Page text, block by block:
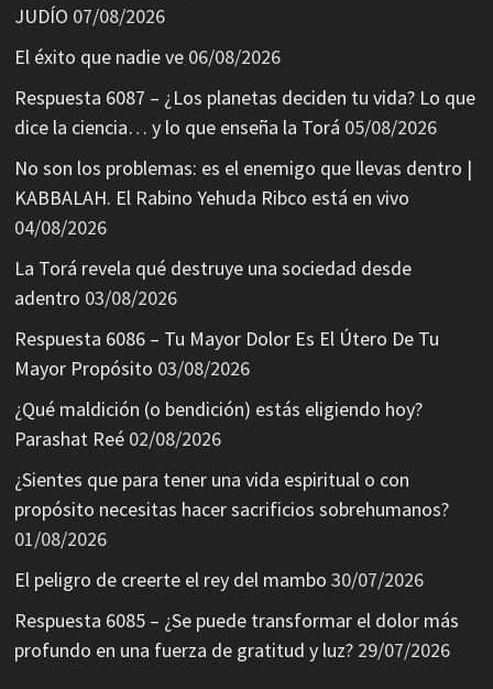
JUDÍO 07/08/2026
El éxito que nadie ve 06/08/2026
Respuesta 6087 – ¿Los planetas deciden tu vida? Lo que
dice la ciencia… y lo que enseña la Torá 05/08/2026
No son los problemas: es el enemigo que llevas dentro |
KABBALAH. El Rabino Yehuda Ribco está en vivo
04/08/2026
La Torá revela qué destruye una sociedad desde
adentro 03/08/2026
Respuesta 6086 – Tu Mayor Dolor Es El Útero De Tu
Mayor Propósito 03/08/2026
¿Qué maldición (o bendición) estás eligiendo hoy?
Parashat Reé 02/08/2026
¿Sientes que para tener una vida espiritual o con
propósito necesitas hacer sacrificios sobrehumanos?
01/08/2026
El peligro de creerte el rey del mambo 30/07/2026
Respuesta 6085 – ¿Se puede transformar el dolor más
profundo en una fuerza de gratitud y luz? 29/07/2026